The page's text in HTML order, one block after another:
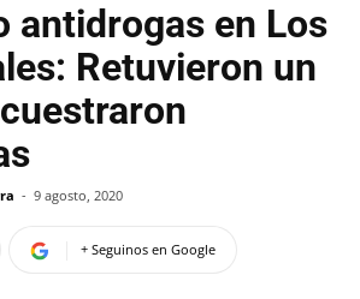
antidrogas en Los
Retuvieron un
- 9 agosto, 2020
+ Seguinos en Google